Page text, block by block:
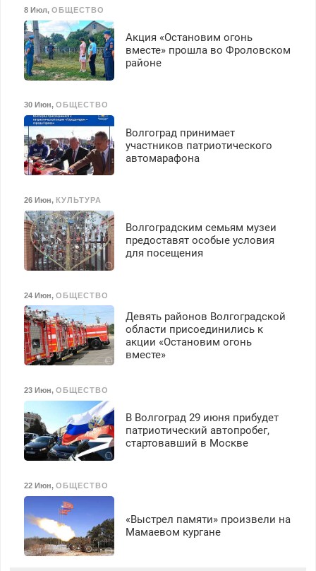
8 Июл, ОБЩЕСТВО
Акция «Остановим огонь
вместе» прошла во Фроловском
районе
30 Июн, ОБЩЕСТВО
Волгоград принимает
участников патриотического
автомарафона
26 Июн, КУЛЬТУРА
Волгоградским семьям музеи
предоставят особые условия
для посещения
24 Июн, ОБЩЕСТВО
Девять районов Волгоградской
области присоединились к
акции «Остановим огонь
вместе»
23 Июн, ОБЩЕСТВО
В Волгоград 29 июня прибудет
патриотический автопробег,
стартовавший в Москве
22 Июн, ОБЩЕСТВО
«Выстрел памяти» произвели на
Мамаевом кургане